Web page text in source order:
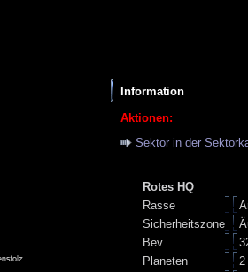
Information
Aktionen:
Sektor in der
Rotes HQ
Rasse
Sicherheitszone
Bev.
Planeten
2